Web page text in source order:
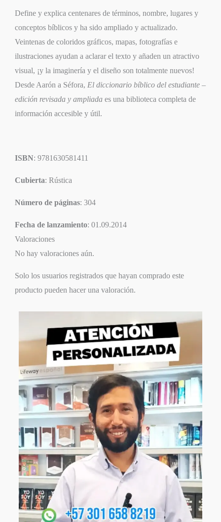
Define y explica centenares de términos, nombre, lugares y
conceptos bíblicos y ha sido ampliado y actualizado.
Veintenas de coloridos gráficos, mapas, fotografías e
ilustraciones ayudan a aclarar el texto y añaden un atractivo
visual, ¡y la imaginería y el diseño son totalmente nuevos!
Desde Aarón a Séfora, El diccionario bíblico del estudiante –
edición revisada y ampliada es una biblioteca completa de
información accesible y útil.
ISBN: 9781630581411
Cubierta: Rústica
Número de páginas: 304
Fecha de lanzamiento: 01.09.2014
Valoraciones
No hay valoraciones aún.
Solo los usuarios registrados que hayan comprado este
producto pueden hacer una valoración.